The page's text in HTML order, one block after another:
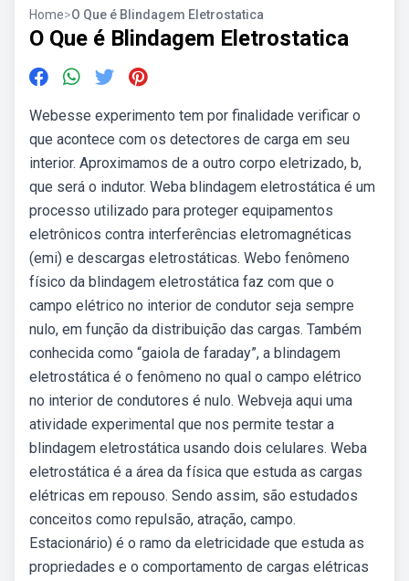
Home>O Que é Blindagem Eletrostatica
O Que é Blindagem Eletrostatica
Webesse experimento tem por finalidade verificar o
que acontece com os detectores de carga em seu
interior. Aproximamos de a outro corpo eletrizado, b,
que será o indutor. Weba blindagem eletrostática é um
processo utilizado para proteger equipamentos
eletrônicos contra interferências eletromagnéticas
(emi) e descargas eletrostáticas. Webo fenômeno
físico da blindagem eletrostática faz com que o
campo elétrico no interior de condutor seja sempre
nulo, em função da distribuição das cargas. Também
conhecida como “gaiola de faraday”, a blindagem
eletrostática é o fenômeno no qual o campo elétrico
no interior de condutores é nulo. Webveja aqui uma
atividade experimental que nos permite testar a
blindagem eletrostática usando dois celulares. Weba
eletrostática é a área da física que estuda as cargas
elétricas em repouso. Sendo assim, são estudados
conceitos como repulsão, atração, campo.
Estacionário) é o ramo da eletricidade que estuda as
propriedades e o comportamento de cargas elétricas